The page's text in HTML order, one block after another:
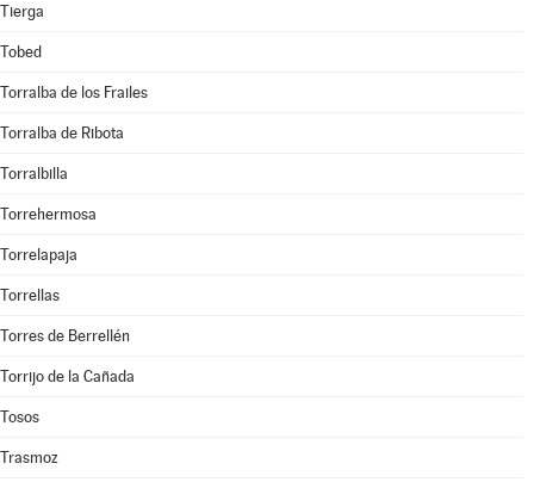
Tierga
Tobed
Torralba de los Frailes
Torralba de Ribota
Torralbilla
Torrehermosa
Torrelapaja
Torrellas
Torres de Berrellén
Torrijo de la Cañada
Tosos
Trasmoz